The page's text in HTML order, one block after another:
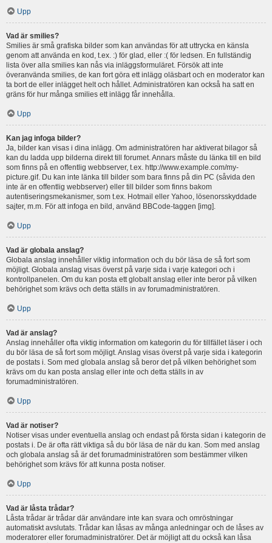
Upp
Vad är smilies?
Smilies är små grafiska bilder som kan användas för att uttrycka en känsla
genom att använda en kod, t.ex. :) för glad, eller :( för ledsen. En fullständig
lista över alla smilies kan nås via inläggsformuläret. Försök att inte
överanvända smilies, de kan fort göra ett inlägg oläsbart och en moderator kan
ta bort de eller inlägget helt och hållet. Administratören kan också ha satt en
gräns för hur många smilies ett inlägg får innehålla.
Upp
Kan jag infoga bilder?
Ja, bilder kan visas i dina inlägg. Om administratören har aktiverat bilagor så
kan du ladda upp bilderna direkt till forumet. Annars måste du länka till en bild
som finns på en offentlig webbserver, t.ex. http://www.example.com/my-
picture.gif. Du kan inte länka till bilder som bara finns på din PC (såvida den
inte är en offentlig webbserver) eller till bilder som finns bakom
autentiseringsmekanismer, som t.ex. Hotmail eller Yahoo, lösenorsskyddade
sajter, m.m. För att infoga en bild, använd BBCode-taggen [img].
Upp
Vad är globala anslag?
Globala anslag innehåller viktig information och du bör läsa de så fort som
möjligt. Globala anslag visas överst på varje sida i varje kategori och i
kontrollpanelen. Om du kan posta ett globalt anslag eller inte beror på vilken
behörighet som krävs och detta ställs in av forumadministratören.
Upp
Vad är anslag?
Anslag innehåller ofta viktig information om kategorin du för tillfället läser i och
du bör läsa de så fort som möjligt. Anslag visas överst på varje sida i kategorin
de postats i. Som med globala anslag så beror det på vilken behörighet som
krävs om du kan posta anslag eller inte och detta ställs in av
forumadministratören.
Upp
Vad är notiser?
Notiser visas under eventuella anslag och endast på första sidan i kategorin de
postats i. De är ofta rätt viktiga så du bör läsa de när du kan. Som med anslag
och globala anslag så är det forumadministratören som bestämmer vilken
behörighet som krävs för att kunna posta notiser.
Upp
Vad är låsta trådar?
Låsta trådar är trådar där användare inte kan svara och omröstningar
automatiskt avslutats. Trådar kan låsas av många anledningar och de låses av
moderatorer eller forumadministratörer. Det är möjligt att du också kan låsa